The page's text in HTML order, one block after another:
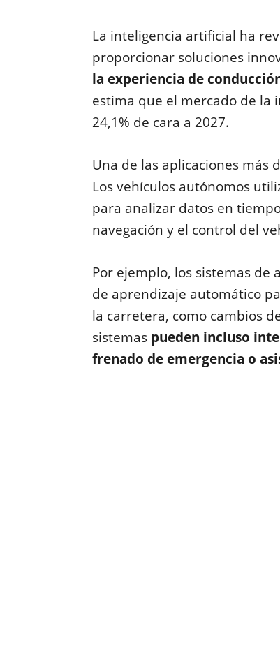
La inteligencia artificial ha
proporcionar soluciones
la experiencia de
estima que el mercado de la
24,1% de cara a 2027.
Una de las aplicaciones más
Los vehículos autónomos
para analizar datos en
navegación y el control del
Por ejemplo, los sistemas de
de aprendizaje automático
la carretera, como cambios
sistemas pueden incluso
frenado de emergencia o